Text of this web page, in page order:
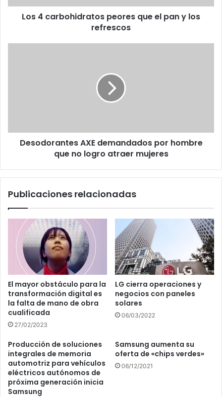
los
refrescosLos 4 carbohidratos peores que el pan y los
refrescos
atraer
mujeres
Desodorantes AXE demandados por hombre
que no logro atraer mujeres
Publicaciones relacionadas
El mayor obstáculo para la
transformación digital es
la falta de mano de obra
cualificada
27/02/2023
LG cierra operaciones y
negocios con paneles
solares
06/03/2022
Producción de soluciones
integrales de memoria
automotriz para vehículos
eléctricos autónomos de
próxima generación inicia
Samsung
Samsung aumenta su
oferta de «chips verdes»
06/12/2021